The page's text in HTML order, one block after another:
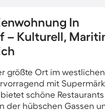
In
– Kulturell,
größte Ort im
mit
schöne
der hübschen Gassen